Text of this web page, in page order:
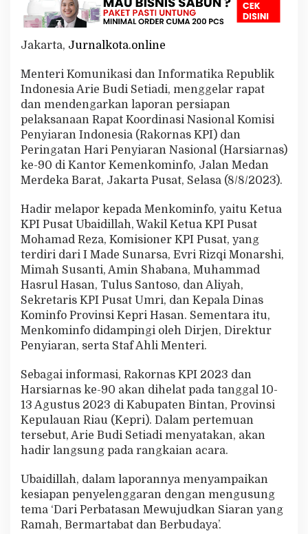
I
d
n
a
r
s
i
a
r
n
s
k
-
9
d
B
i
t
a
n
Jakarta, Jurnalkota.online
Menteri Komunikasi dan Informatika Republik
Indonesia Arie Budi Setiadi, menggelar rapat
dan mendengarkan laporan persiapan
pelaksanaan Rapat Koordinasi Nasional Komisi
Penyiaran Indonesia (Rakornas KPI) dan
Peringatan Hari Penyiaran Nasional (Harsiarnas)
ke-90 di Kantor Kemenkominfo, Jalan Medan
Merdeka Barat, Jakarta Pusat, Selasa (8/8/2023).
Hadir melapor kepada Menkominfo, yaitu Ketua
KPI Pusat Ubaidillah, Wakil Ketua KPI Pusat
Mohamad Reza, Komisioner KPI Pusat, yang
terdiri dari I Made Sunarsa, Evri Rizqi Monarshi,
Mimah Susanti, Amin Shabana, Muhammad
Hasrul Hasan, Tulus Santoso, dan Aliyah,
Sekretaris KPI Pusat Umri, dan Kepala Dinas
Kominfo Provinsi Kepri Hasan. Sementara itu,
Menkominfo didampingi oleh Dirjen, Direktur
Penyiaran, serta Staf Ahli Menteri.
Sebagai informasi, Rakornas KPI 2023 dan
Harsiarnas ke-90 akan dihelat pada tanggal 10-
13 Agustus 2023 di Kabupaten Bintan, Provinsi
Kepulauan Riau (Kepri). Dalam pertemuan
tersebut, Arie Budi Setiadi menyatakan, akan
hadir langsung pada rangkaian acara.
Ubaidillah, dalam laporannya menyampaikan
kesiapan penyelenggaran dengan mengusung
tema ‘Dari Perbatasan Mewujudkan Siaran yang
Ramah, Bermartabat dan Berbudaya’.